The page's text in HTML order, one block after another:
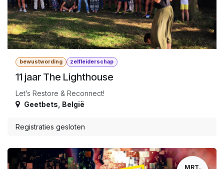
bewustwording zelfleiderschap
11 jaar The Lighthouse
Let’s Restore & Reconnect!
Geetbets België
Registraties gesloten
MRT.